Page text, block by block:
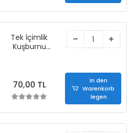
Tek İçimlik
Kuşburnu
70,00 TL
In den
Warenkorb
legen